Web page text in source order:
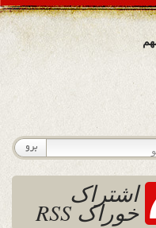
اشتراک
خوراک RSS